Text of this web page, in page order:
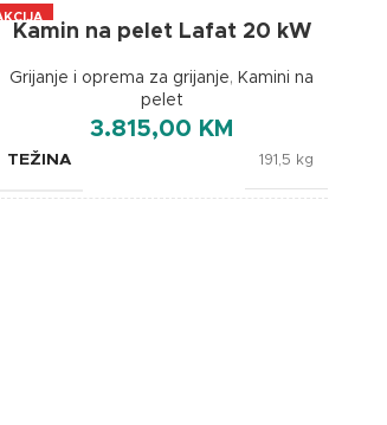
Kamin na pelet Lafat 20 kW
Grijanje i oprema za grijanje, Kamini na
pelet
3.815,00 KM
TEŽINA 191,5 kg